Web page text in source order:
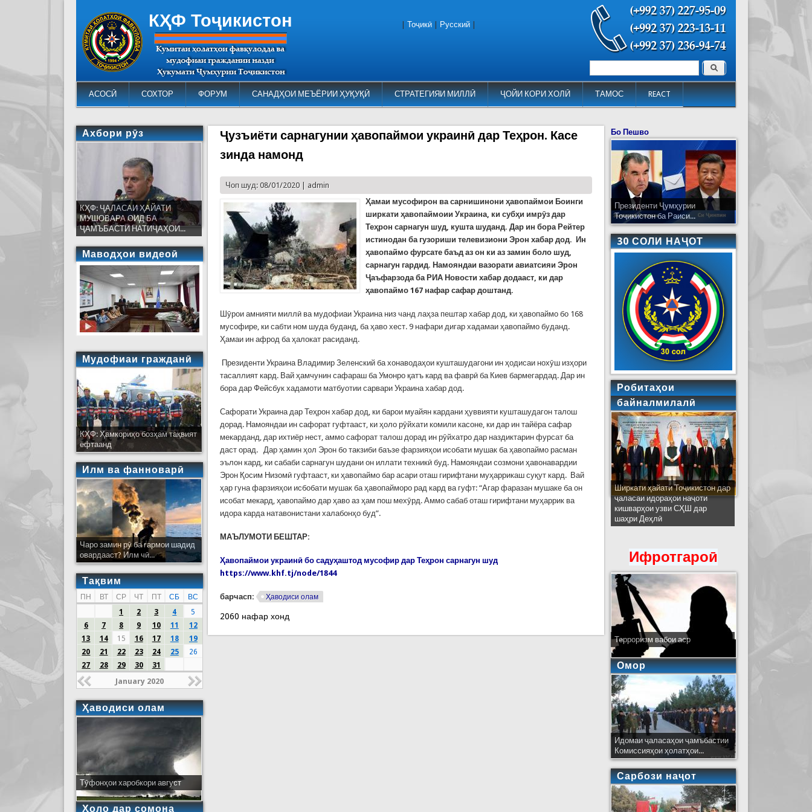
КҲФ Тоҷикистон
АСОСӢ СОХТОР ФОРУМ САНАДҲОИ МЕЪЁРИИ ҲУҚУҚӢ СТРАТЕГИЯИ МИЛЛӢ ҶОЙИ КОРИ ХОЛӢ ТАМОС REACT
Форма поиска Поиск
Тоҷикӣ Русский
Ҷузъиёти сарнагунии ҳавопаймои украинӣ дар Теҳрон. Касе
зинда намонд
Чоп шуд: 08/01/2020 | admin
Ҳамаи мусофирон ва сарнишинони ҳавопаймои Боинги
ширкати ҳавопаймоии Украина, ки субҳи имрӯз дар
Теҳрон сарнагун шуд, кушта шуданд. Дар ин бора Рейтер
истинодан ба гузориши телевизиони Эрон хабар дод. Ин
ҳавопаймо фурсате баъд аз он ки аз замин боло шуд,
сарнагун гардид. Намояндаи вазорати авиатсияи Эрон
Ҷаъфарзода ба РИА Новости хабар додааст, ки дар
ҳавопаймо 167 нафар сафар доштанд.
Шӯрои амнияти миллӣ ва мудофиаи Украина низ чанд лаҳза пештар хабар дод, ки ҳавопаймо бо 168
мусофире, ки сабти ном шуда буданд, ба ҳаво хест. 9 нафари дигар хадамаи ҳавопаймо буданд.
Ҳамаи ин афрод ба ҳалокат расиданд.
Президенти Украина Владимир Зеленский ба хонаводаҳои кушташудагони ин ҳодисаи нохӯш изҳори
тасаллият кард. Вай ҳамчунин сафараш ба Умонро қатъ кард ва фаврӣ ба Киев бармегардад. Дар ин
бора дар Фейсбук хадамоти матбуотии сарвари Украина хабар дод.
Сафорати Украина дар Теҳрон хабар дод, ки барои муайян кардани ҳуввияти кушташудагон талош
дорад. Намояндаи ин сафорат гуфтааст, ки ҳоло рӯйхати комили касоне, ки дар ин тайёра сафар
мекарданд, дар ихтиёр нест, аммо сафорат талош дорад ин рӯйхатро дар наздиктарин фурсат ба
даст орад. Дар ҳамин ҳол Эрон бо такзиби баъзе фарзияҳои исобати мушак ба ҳавопаймо расман
эълон кард, ки сабаби сарнагун шудани он иллати техникӣ буд. Намояндаи созмони ҳавонавардии
Эрон Қосим Низомӣ гуфтааст, ки ҳавопаймо бар асари оташ гирифтани муҳаррикаш суқут кард. Вай
ҳар гуна фарзияҳои исбобати мушак ба ҳавопайморо рад кард ва гуфт: “Агар фаразан мушаке ба он
исобат мекард, ҳавопаймо дар ҳаво аз ҳам пош мехӯрд. Аммо сабаб оташ гирифтани муҳаррик ва
идора карда натавонистани халабонҳо буд”.
МАЪЛУМОТИ БЕШТАР:
Ҳавопаймои украинӣ бо садуҳаштод мусофир дар Теҳрон сарнагун шуд
https://www.khf.tj/node/1844
барчасп: Ҳаводиси олам
2060 нафар хонд
Ахбори рӯз
КҲФ: ҶАЛАСАИ ҲАЙАТИ
МУШОВАРА ОИД БА
ҶАМЪБАСТИ НАТИҶАҲОИ...
Маводҳои видеоӣ
Мудофиаи гражданӣ
КҲФ: Ҳамкориҳо бозҳам тақвият
ёфтаанд
Илм ва фанноварӣ
Чаро замин рӯ ба гармои шадид
овардааст? Илм чӣ...
Тақвим
ПН ВТ СР ЧТ ПТ СБ
ВС
1
2 3 4
5
6
7 8 9 10 11
12
13
14 15 16 17 18
19
20
21 22 23 24 25
26
27
28 29 30 31
January 2020
Ҳаводиси олам
Тӯфонҳои харобкори август
Ҳоло дар сомона
Бо Пешво
Президенти Ҷумҳурии
Тоҷикистон ба Раиси...
30 СОЛИ НАҶОТ
Робитаҳои
байналмилалӣ
Ширкати ҳайати Тоҷикистон дар
ҷаласаи идораҳои наҷоти
кишварҳои узви СҲШ дар
шаҳри Деҳлӣ
Ифротгароӣ
Терроризм вабои аср
Омор
Идомаи ҷаласаҳои ҷамъбастии
Комиссияҳои ҳолатҳои...
Сарбози наҷот